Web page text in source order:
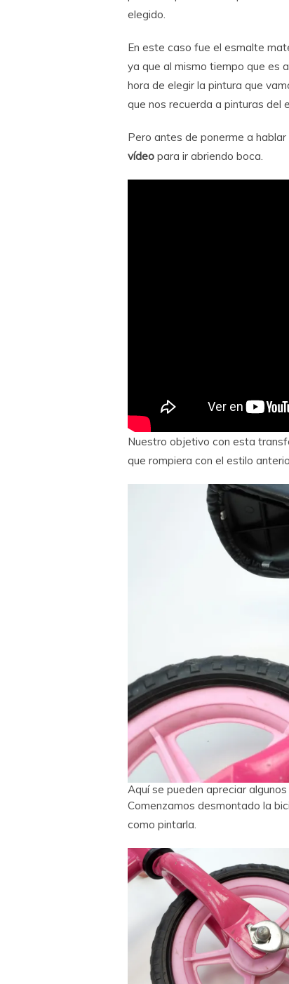
elegido.
En este caso fue el esmalte
ya que al mismo tiempo que es
hora de elegir la pintura que
que nos recuerda a pinturas del
Pero antes de ponerme a
vídeo para ir abriendo boca.
Nuestro objetivo con esta
que rompiera con el estilo
Aquí se pueden apreciar
Comenzamos desmontado la
como pintarla.